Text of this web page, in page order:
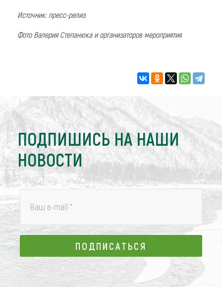
Источник: пресс-релиз
Фото Валерия Степанюка и организаторов мероприятия
ПОДПИШИСЬ НА НАШИ
НОВОСТИ
Ваш e-mail *
ПОДПИСАТЬСЯ
ПОДПИСАТЬСЯ